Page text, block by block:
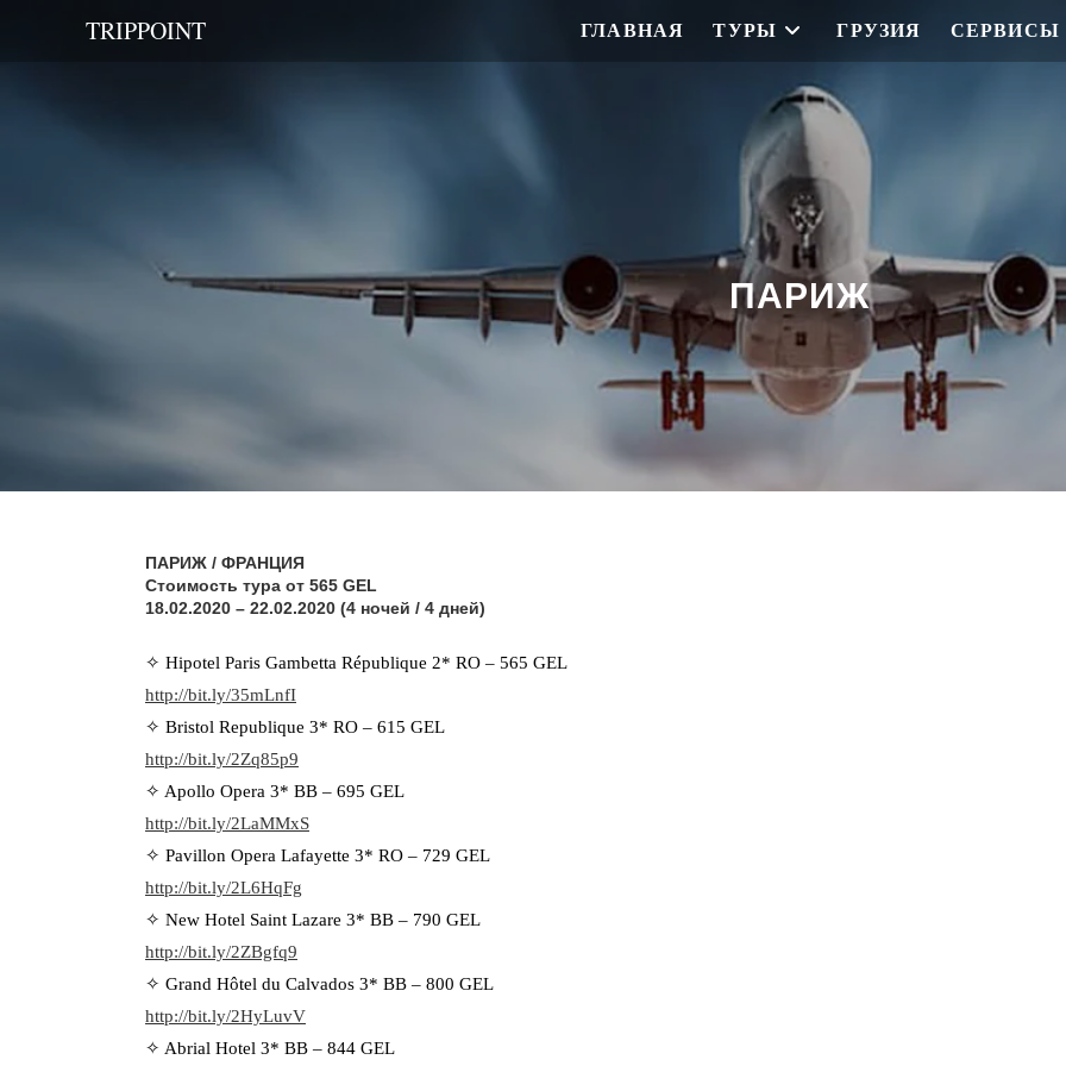
TRIPPOINT ГЛАВНАЯ ТУРЫ ГРУЗИЯ СЕРВИСЫ
ПАРИЖ
ПАРИЖ / ФРАНЦИЯ
Стоимость тура от 565 GEL
18.02.2020 – 22.02.2020 (4 ночей / 4 дней)
✧ Hipotel Paris Gambetta République 2* RO – 565 GEL
http://bit.ly/35mLnfI
✧ Bristol Republique 3* RO – 615 GEL
http://bit.ly/2Zq85p9
✧ Apollo Opera 3* BB – 695 GEL
http://bit.ly/2LaMMxS
✧ Pavillon Opera Lafayette 3* RO – 729 GEL
http://bit.ly/2L6HqFg
✧ New Hotel Saint Lazare 3* BB – 790 GEL
http://bit.ly/2ZBgfq9
✧ Grand Hôtel du Calvados 3* BB – 800 GEL
http://bit.ly/2HyLuvV
✧ Abrial Hotel 3* BB – 844 GEL